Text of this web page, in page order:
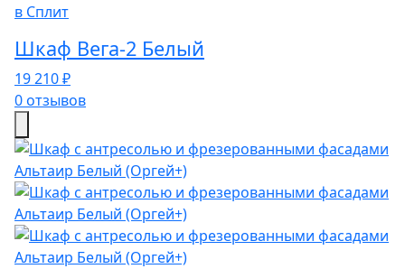
в Сплит
Шкаф Вега-2 Белый
19 210 ₽
0 отзывов